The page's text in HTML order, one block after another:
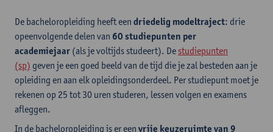
De bacheloropleiding heeft een driedelig modeltraject: drie
opeenvolgende delen van 60 studiepunten per
academiejaar (als je voltijds studeert). De studiepunten
(sp) geven je een goed beeld van de tijd die je zal besteden aan je
opleiding en aan elk opleidingsonderdeel. Per studiepunt moet je
rekenen op 25 tot 30 uren studeren, lessen volgen en examens
afleggen.
In de bacheloropleiding is er een vrije keuzeruimte van 9